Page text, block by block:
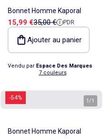
Bonnet Homme Kaporal
Prix de vente
15,99 €Prix de référence
35,00 € PDR
Ajouter au panier
Vendu par Espace Des Marques
7 couleurs
-54% 1 /1
Bonnet Homme Kaporal